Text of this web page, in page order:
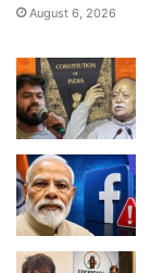
August 6, 2026